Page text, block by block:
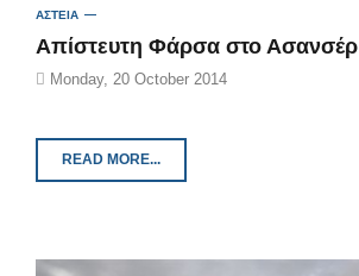
ΑΣΤΕΙΑ
Απίστευτη Φάρσα στο Ασανσέρ
Monday, 20 October 2014
READ MORE...